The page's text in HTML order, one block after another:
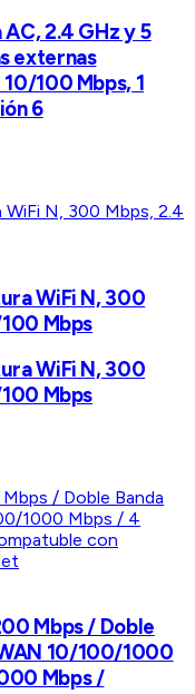
2.4 GHz y 5
externas
100 Mbps, 1
6
WiFi N, 300
Mbps
WiFi N, 300
Mbps
Mbps / Doble
10/100/1000
Mbps /